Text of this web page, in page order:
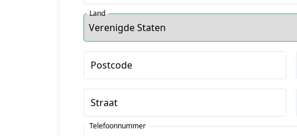
Land
Postcode
Straat
Telefoonnummer